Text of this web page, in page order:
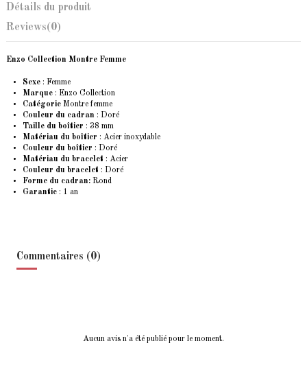
Détails du produit
Reviews(0)
Enzo Collection Montre Femme
Sexe : Femme
Marque : Enzo Collection
Catégorie Montre femme
Couleur du cadran : Doré
Taille du boîtier : 38 mm
Matériau du boîtier : Acier inoxydable
Couleur du boîtier : Doré
Matériau du bracelet : Acier
Couleur du bracelet : Doré
Forme du cadran: Rond
Garantie : 1 an
Commentaires (0)
Aucun avis n'a été publié pour le moment.